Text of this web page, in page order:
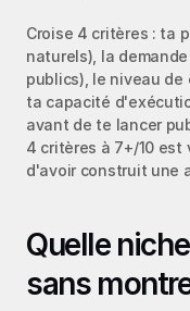
Croise 4 critères : ta
naturels), la
publics), le niveau
ta capacité
avant de te lancer
4 critères à 7+/10 est
d'avoir construit une
Quelle
sans